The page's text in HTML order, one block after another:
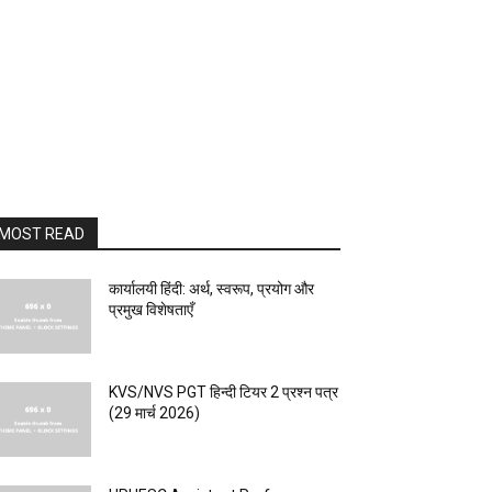
READ
कार्यालयी हिंदी: अर्थ, स्वरूप, प्रयोग और
प्रमुख विशेषताएँ
KVS/NVS PGT हिन्दी टियर 2 प्रश्न पत्र
(29 मार्च 2026)